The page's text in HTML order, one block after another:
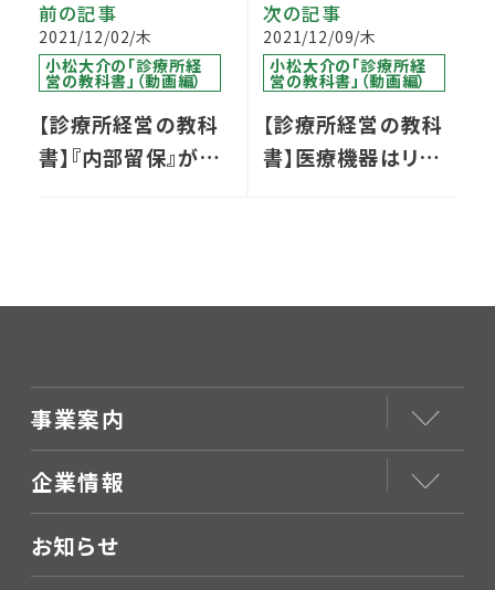
前の記事
2021/12/02/木
小松大介の「診療所経
営の教科書」（動画編）
【診療所経営の教科
書】『内部留保』が溜
次の記事
2021/12/09/木
小松大介の「診療所経
営の教科書」（動画編）
【診療所経営の教科
書】医療機器はリー
事業案内
企業情報
お知らせ